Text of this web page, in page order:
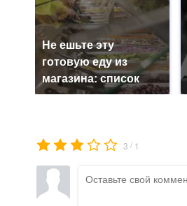
Не ешьте эту
готовую еду из
магазина: список
3 / 1